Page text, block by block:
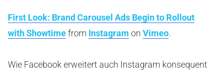
First Look: Brand Carousel Ads Begin to Rollout
with Showtimefrom Instagram on Vimeo.
Wie Facebook erweitert auch Instagram konsequent